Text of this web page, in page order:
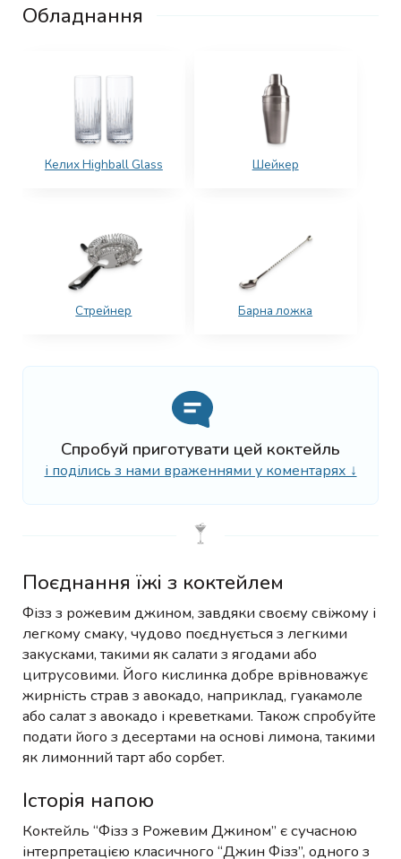
Обладнання
Келих Highball Glass Шейкер
Стрейнер Барна ложка
Спробуй приготувати цей коктейль
і поділись з нами враженнями у коментарях ↓
Поєднання їжі з коктейлем
Фізз з рожевим джином, завдяки своєму свіжому і
легкому смаку, чудово поєднується з легкими
закусками, такими як салати з ягодами або
цитрусовими. Його кислинка добре врівноважує
жирність страв з авокадо, наприклад, гуакамоле
або салат з авокадо і креветками. Також спробуйте
подати його з десертами на основі лимона, такими
як лимонний тарт або сорбет.
Історія напою
Коктейль “Фізз з Рожевим Джином” є сучасною
інтерпретацією класичного “Джин Фізз”, одного з